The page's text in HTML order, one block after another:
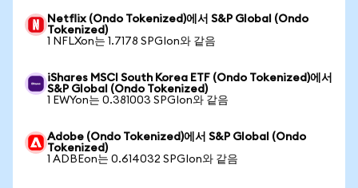
Netflix (Ondo Tokenized)에서 S&P Global (Ondo
Tokenized)
1 NFLXon는 1.7178 SPGIon와 같음
iShares MSCI South Korea ETF (Ondo Tokenized)에서
S&P Global (Ondo Tokenized)
1 EWYon는 0.381003 SPGIon와 같음
Adobe (Ondo Tokenized)에서 S&P Global (Ondo
Tokenized)
1 ADBEon는 0.614032 SPGIon와 같음